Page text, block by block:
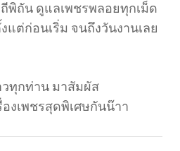
พิถัน ดูแลเพชรพลอยทุกเม็ด
ต่ก่อนเริ่ม จนถึงวันงานเลย
ทุกท่าน มาสัมผัส
งเพชรสุดพิเศษกันน๊าา